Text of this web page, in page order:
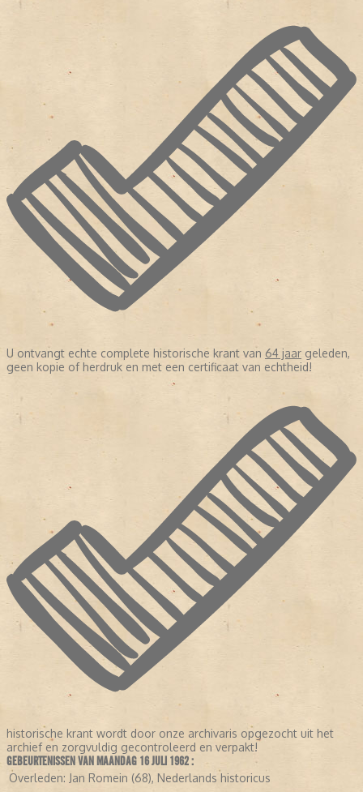
U ontvangt echte complete historische krant van 64 jaar geleden,
geen kopie of herdruk en met een certificaat van echtheid!
historische krant wordt door onze archivaris opgezocht uit het
archief en zorgvuldig gecontroleerd en verpakt!
GEBEURTENISSEN VAN MAANDAG 16 JULI 1962 :
Overleden: Jan Romein (68), Nederlands historicus